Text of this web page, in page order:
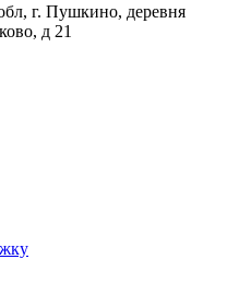
г. Пушкино, деревня
д 21